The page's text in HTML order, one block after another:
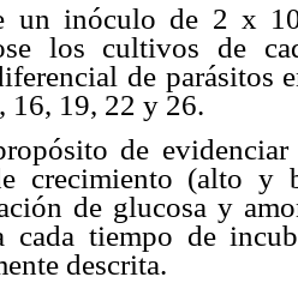
un inóculo de 2 x
los cultivos de
de parásitos
16, 19, 22 y 26.
de evidenciar
crecimiento (alto y
de glucosa y
cada tiempo de
descrita.